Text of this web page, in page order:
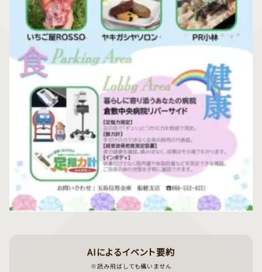
AIによるイベント要約
※読み飛ばしても構いません